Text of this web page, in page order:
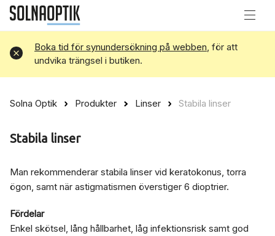
Boka tid för synundersökning på webben, för att
undvika trängsel i butiken.
Avvisa
Solna Optik Produkter Linser Stabila linser
Stabila linser
Man rekommenderar stabila linser vid keratokonus, torra
ögon, samt när astigmatismen överstiger 6 dioptrier.
Fördelar
Enkel skötsel, lång hållbarhet, låg infektionsrisk samt god